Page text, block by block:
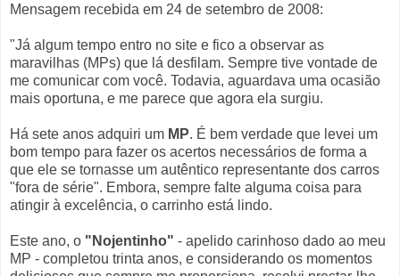
Mensagem recebida em 24 de setembro de 2008:
"Já algum tempo entro no site e fico a observar as
maravilhas (MPs) que lá desfilam. Sempre tive vontade de
me comunicar com você. Todavia, aguardava uma ocasião
mais oportuna, e me parece que agora ela surgiu.
Há sete anos adquiri um MP. É bem verdade que levei um
bom tempo para fazer os acertos necessários de forma a
que ele se tornasse um autêntico representante dos carros
"fora de série". Embora, sempre falte alguma coisa para
atingir à excelência, o carrinho está lindo.
Este ano, o "Nojentinho" - apelido carinhoso dado ao meu
MP - completou trinta anos, e considerando os momentos